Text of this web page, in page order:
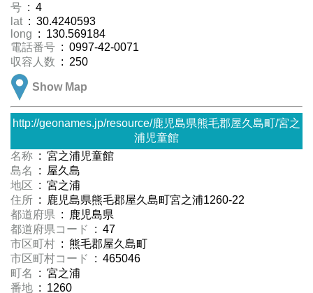
号 : 4
lat : 30.4240593
long : 130.569184
電話番号 : 0997-42-0071
収容人数 : 250
Show Map
http://geonames.jp/resource/鹿児島県熊毛郡屋久島町/宮之
浦児童館
名称 : 宮之浦児童館
島名
: 屋久島
地区 : 宮之浦
住所 : 鹿児島県熊毛郡屋久島町宮之浦1260-22
都道府県 : 鹿児島県
都道府県コード
: 47
市区町村 : 熊毛郡屋久島町
市区町村コード
: 465046
町名
: 宮之浦
番地 : 1260